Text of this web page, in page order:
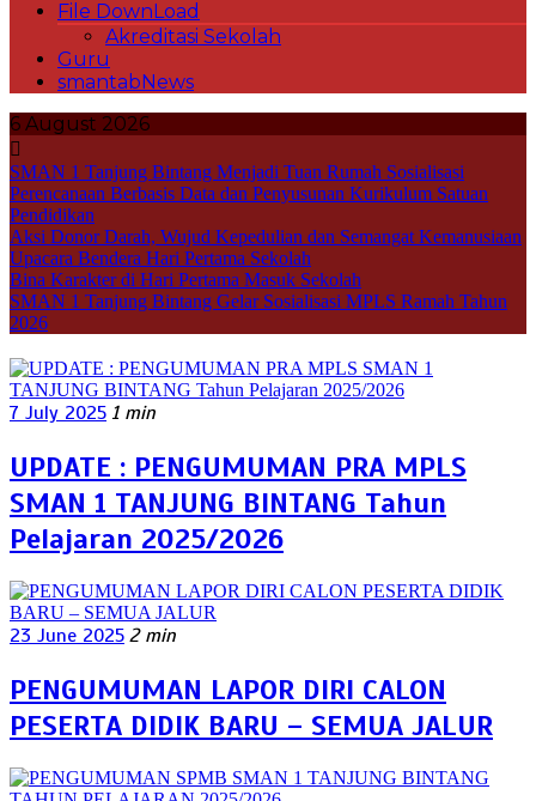
File DownLoad
Akreditasi Sekolah
Guru
smantabNews
6 August 2026
SMAN 1 Tanjung Bintang Menjadi Tuan Rumah Sosialisasi
Perencanaan Berbasis Data dan Penyusunan Kurikulum Satuan
Pendidikan
Aksi Donor Darah, Wujud Kepedulian dan Semangat Kemanusiaan
Upacara Bendera Hari Pertama Sekolah
Bina Karakter di Hari Pertama Masuk Sekolah
SMAN 1 Tanjung Bintang Gelar Sosialisasi MPLS Ramah Tahun
2026
7 July 2025 1 min
UPDATE : PENGUMUMAN PRA MPLS
SMAN 1 TANJUNG BINTANG Tahun
Pelajaran 2025/2026
23 June 2025 2 min
PENGUMUMAN LAPOR DIRI CALON
PESERTA DIDIK BARU – SEMUA JALUR